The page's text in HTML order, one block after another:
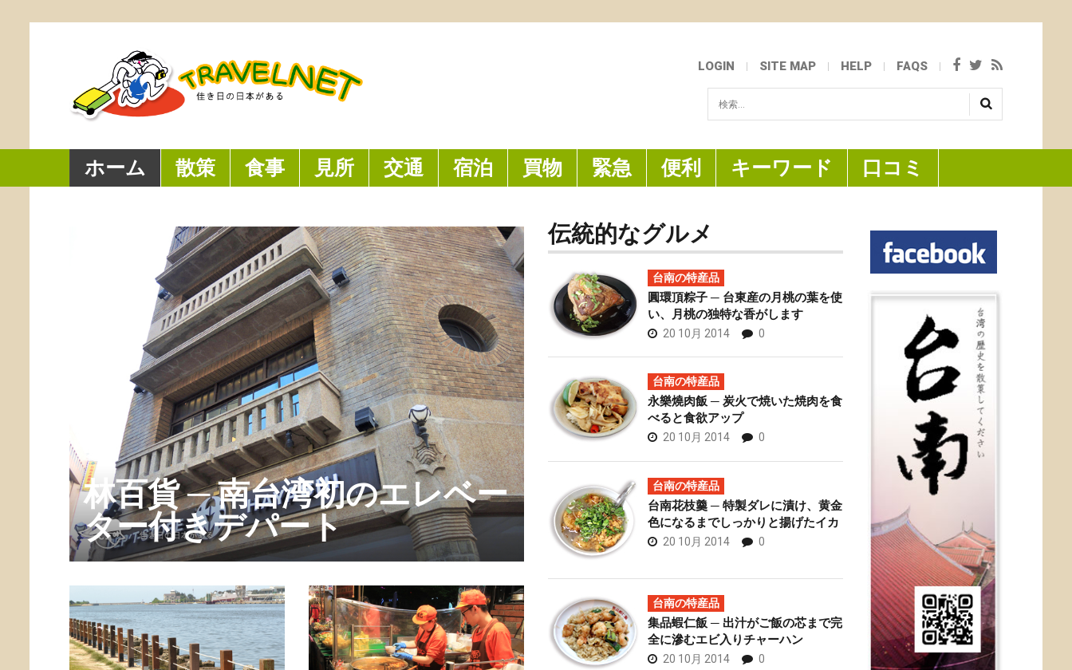
LOGIN SITE MAP HELP FAQS
索...
ホーム 散策 食事 見所 交通 宿泊 買物 緊急 便利 キーワード 口コミ
林百貨 ─ 南台湾初のエレベー
ター付きデパート
榮吉炒牛肉專賣店 ─ お得な牛
肉料理
伝統的なグルメ
台南の特産品
圓環頂粽子 ─ 台東産の月桃の葉を使
い、月桃の独特な香がします
20 10月 2014 0
台南の特産品
永樂燒肉飯 ─ 炭火で焼いた焼肉を食
べると食欲アップ
20 10月 2014 0
台南の特産品
台南花枝羹 ─ 特製ダレに漬け、黄金
色になるまでしっかりと揚げたイカ
20 10月 2014 0
台南の特産品
集品蝦仁飯 ─ 出汁がご飯の芯まで完
全に滲むエビ入りチャーハン
20 10月 2014 0